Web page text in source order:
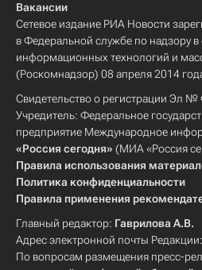
Вакансии
Сетевое издание РИА Новости
в Федеральной службе по надзору в
информационных технологий и
(Роскомнадзор) 08 апреля 2014
Свидетельство о регистрации Эл
Учредитель: Федеральное
предприятие Международное
«Россия сегодня» (МИА «Россия
Правила использования
Политика конфиденциальности
Правила применения
Главный редактор: Гаврилова А.В.
Адрес электронной почты Редакции:
По вопросам размещения пресс-